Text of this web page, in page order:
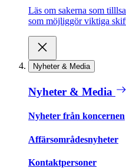
Läs om sakerna som
som möjliggör viktiga
Nyheter & Media
Nyheter & Media
Nyheter från koncernen
Affärsområdesnyheter
Kontaktpersoner